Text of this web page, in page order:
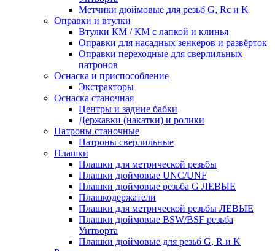
Метчики дюймовые для резьб G, Rc и K
Оправки и втулки
Втулки КМ / КМ с лапкой и клинья
Оправки для насадных зенкеров и развёрток
Оправки переходные для сверлильных
патронов
Оснаска и приспособление
Экстракторы
Оснаска станочная
Центры и задние бабки
Державки (накатки) и ролики
Патроны станочные
Патроны сверлильные
Плашки
Плашки для метрической резьбы
Плашки дюймовые UNC/UNF
Плашки дюймовые резьба G ЛЕВЫЕ
Плашкодержатели
Плашки для метрической резьбы ЛЕВЫЕ
Плашки дюймовые BSW/BSF резьба
Уитворта
Плашки дюймовые для резьб G, R и K